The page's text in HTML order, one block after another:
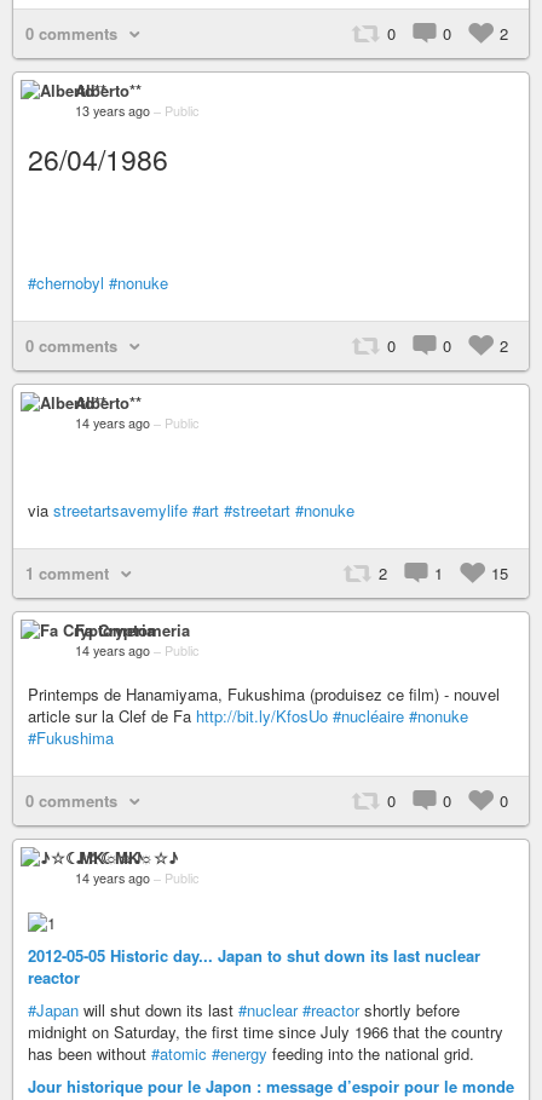
0 comments 0 0 2
Alberto**
13 years ago – Public
26/04/1986
#chernobyl #nonuke
0 comments 0 0 2
Alberto**
14 years ago – Public
via streetartsavemylife #art #streetart #nonuke
1 comment 2 1 15
Fa Cryptomeria
14 years ago – Public
Printemps de Hanamiyama, Fukushima (produisez ce film) - nouvel
article sur la Clef de Fa http://bit.ly/KfosUo #nucléaire #nonuke
#Fukushima
0 comments 0 0 0
♪☆☾MK☼☆♪
14 years ago – Public
2012-05-05 Historic day... Japan to shut down its last nuclear
reactor
#Japan will shut down its last #nuclear #reactorshortly before
midnight on Saturday, the first time since July 1966 that the country
has been without #atomic #energy feeding into the national grid.
Jour historique pour le Japon : message d’espoir pour le monde